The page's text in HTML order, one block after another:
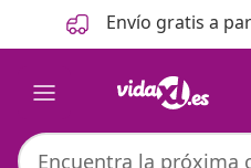
Anterior
Siguiente Envío gratis a